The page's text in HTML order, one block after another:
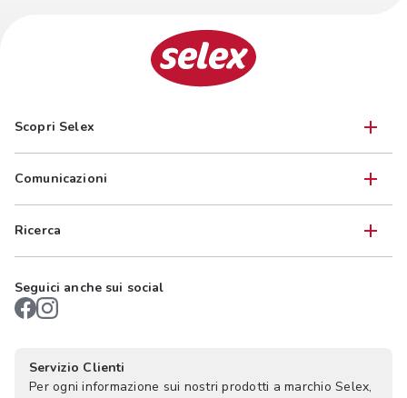
Scopri Selex
Comunicazioni
Ricerca
Seguici anche sui social
Servizio Clienti
Per ogni informazione sui nostri prodotti a marchio Selex,